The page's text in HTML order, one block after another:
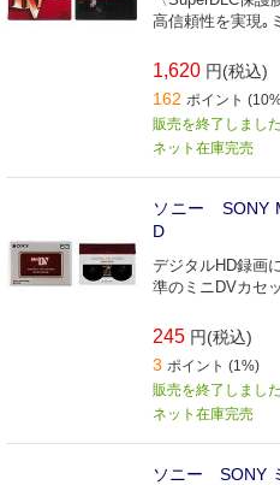
高信頼性を実現｡
1,620 円(税込)
162 ポイント
販売を終了しました
ネット在庫完売
ソニー SONY
D
デジタルHD録画
準のミニDVカセ
245 円(税込)
3 ポイント (1%)
販売を終了しました
ネット在庫完売
ソニー SONY